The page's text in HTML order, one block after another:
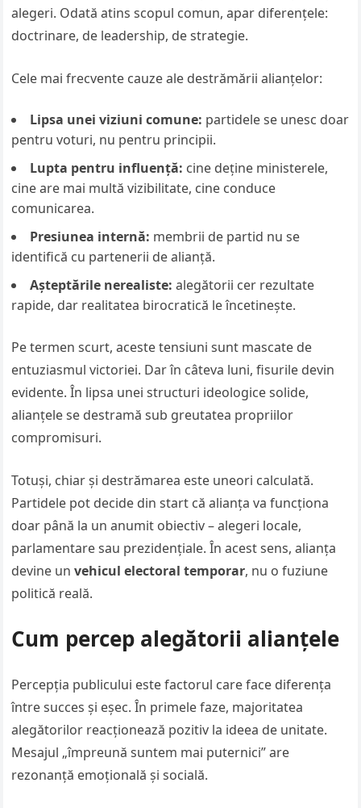
alegeri. Odată atins scopul comun, apar diferențele:
doctrinare, de leadership, de strategie.
Cele mai frecvente cauze ale destrămării alianțelor:
Lipsa unei viziuni comune: partidele se unesc doar
pentru voturi, nu pentru principii.
Lupta pentru influență: cine deține ministerele,
cine are mai multă vizibilitate, cine conduce
comunicarea.
Presiunea internă: membrii de partid nu se
identifică cu partenerii de alianță.
Așteptările nerealiste: alegătorii cer rezultate
rapide, dar realitatea birocratică le încetinește.
Pe termen scurt, aceste tensiuni sunt mascate de
entuziasmul victoriei. Dar în câteva luni, fisurile devin
evidente. În lipsa unei structuri ideologice solide,
alianțele se destramă sub greutatea propriilor
compromisuri.
Totuși, chiar și destrămarea este uneori calculată.
Partidele pot decide din start că alianța va funcționa
doar până la un anumit obiectiv – alegeri locale,
parlamentare sau prezidențiale. În acest sens, alianța
devine unvehicul electoral temporar, nu o fuziune
politică reală.
Cum percep alegătorii alianțele
Percepția publicului este factorul care face diferența
între succes și eșec. În primele faze, majoritatea
alegătorilor reacționează pozitiv la ideea de unitate.
Mesajul „împreună suntem mai puternici” are
rezonanță emoțională și socială.